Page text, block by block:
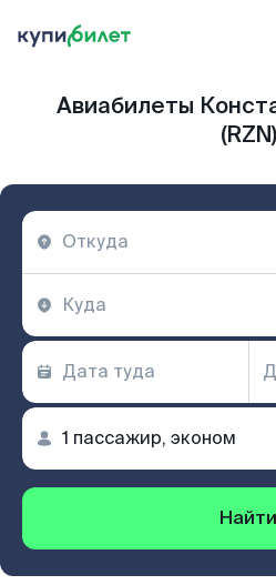
Авиабилеты
(RZN)
Найти